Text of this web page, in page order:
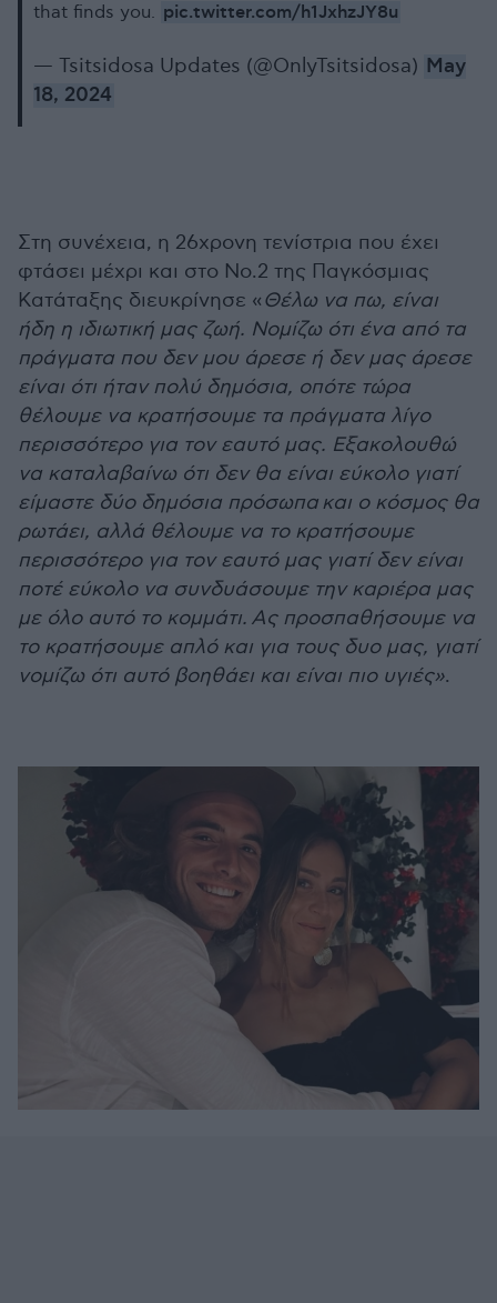
that finds you. pic.twitter.com/h1JxhzJY8u
— Tsitsidosa Updates (@OnlyTsitsidosa) May
18, 2024
Στη συνέχεια, η 26χρονη τενίστρια που έχει
φτάσει μέχρι και στο Νο.2 της Παγκόσμιας
Κατάταξης διευκρίνησε «Θέλω να πω, είναι
ήδη η ιδιωτική μας ζωή. Νομίζω ότι ένα από τα
πράγματα που δεν μου άρεσε ή δεν μας άρεσε
είναι ότι ήταν πολύ δημόσια, οπότε τώρα
θέλουμε να κρατήσουμε τα πράγματα λίγο
περισσότερο για τον εαυτό μας. Εξακολουθώ
να καταλαβαίνω ότι δεν θα είναι εύκολο γιατί
είμαστε δύο δημόσια πρόσωπα και ο κόσμος θα
ρωτάει, αλλά θέλουμε να το κρατήσουμε
περισσότερο για τον εαυτό μας γιατί δεν είναι
ποτέ εύκολο να συνδυάσουμε την καριέρα μας
με όλο αυτό το κομμάτι. Ας προσπαθήσουμε να
το κρατήσουμε απλό και για τους δυο μας, γιατί
νομίζω ότι αυτό βοηθάει και είναι πιο υγιές».